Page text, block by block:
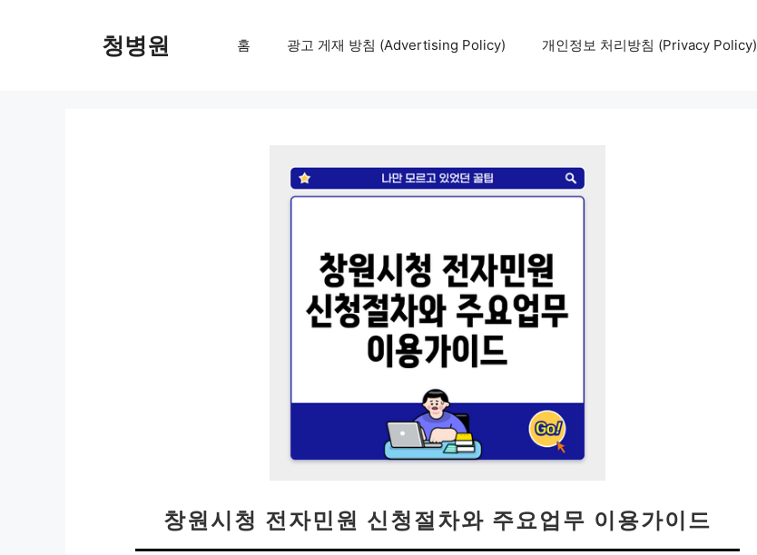
청병원 홈 광고 게재 방침 (Advertising Policy) 개인정보 처리방침 (Privacy Policy)
창원시청 전자민원 신청절차와 주요업무 이용가이드